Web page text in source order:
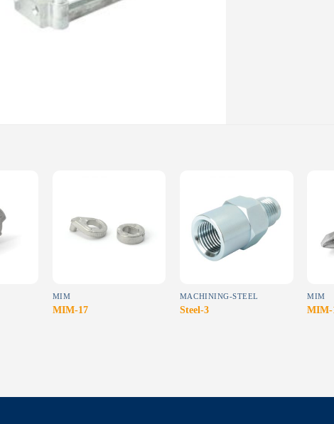
Add to
wishlist
MIM
MIM-17
Add to
wishlist
MACHINING-STEEL
Steel-3
MIM
MIM-